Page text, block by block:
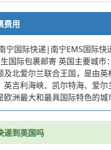
费用
宁国际快递|南宁EMS国际
国际包裹邮寄 英国主要城
北爱尔兰联合王国，是由
英吉利海峡、凯尔特海、爱
欧洲最大和最具国际特色的
递到英国吗